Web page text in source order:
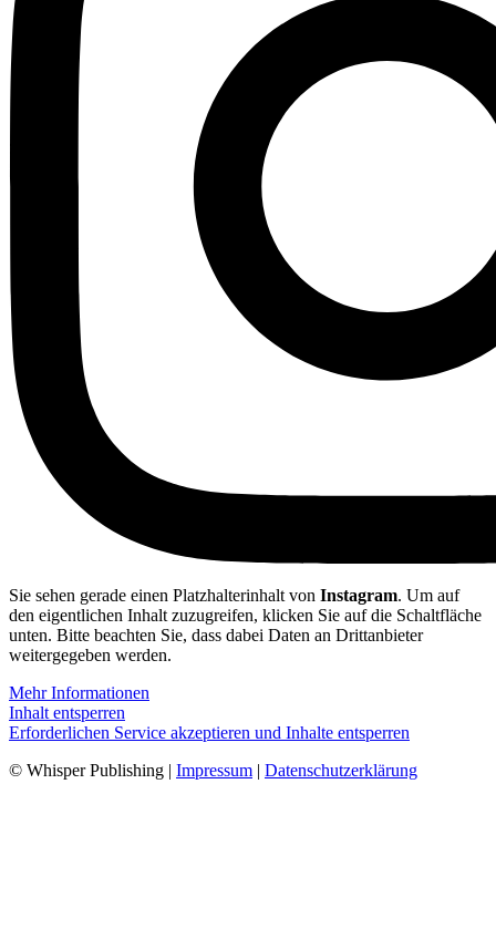
Sie sehen gerade einen Platzhalterinhalt von Instagram. Um auf
den eigentlichen Inhalt zuzugreifen, klicken Sie auf die Schaltfläche
unten. Bitte beachten Sie, dass dabei Daten an Drittanbieter
weitergegeben werden.
Mehr Informationen
Inhalt entsperren
Erforderlichen Service akzeptieren und Inhalte entsperren
© Whisper Publishing | Impressum | Datenschutzerklärung